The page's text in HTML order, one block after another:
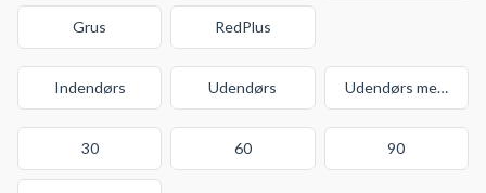
Grus RedPlus
Indendørs Udendørs Udendørs med
30 60 90